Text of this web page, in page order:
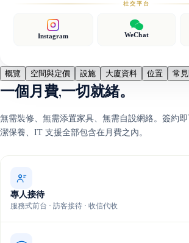
社交平台
Instagram WeChat
概覽 空間與定價 設施 大廈資料 位置 常
一個月費,一切就緒。
無需裝修、無需添置家具、無需自設網絡。簽約
潔保養、IT 支援全部包含在月費之內。
專人接待
服務式前台 · 訪客接待 · 收信代收